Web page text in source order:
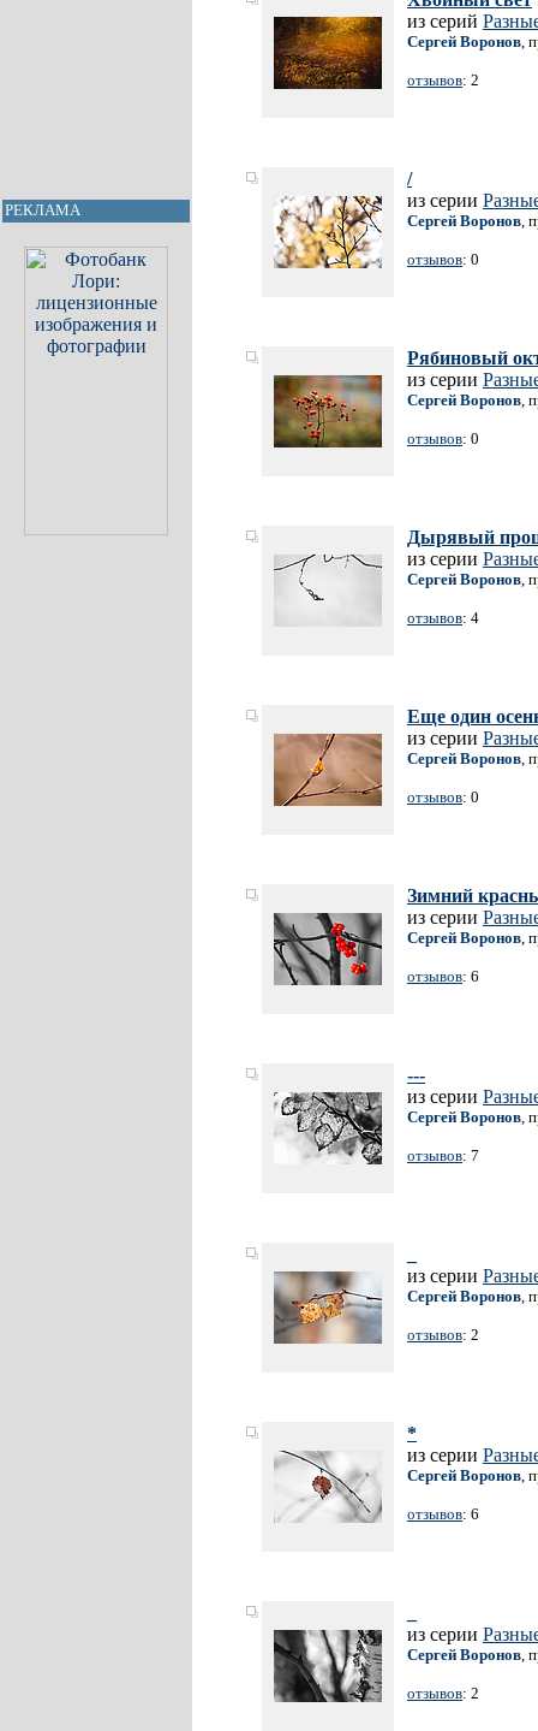
РЕКЛАМА
из серий
Сергей Воронов,
отзывов: 2
/
из серии
Сергей Воронов,
отзывов: 0
Рябиновый
из серии
Сергей Воронов,
отзывов: 0
Дырявый
из серии
Сергей Воронов,
отзывов: 4
Еще один
из серии
Сергей Воронов,
отзывов: 0
Зимний
из серии
Сергей Воронов,
отзывов: 6
---
из серии
Сергей Воронов,
отзывов: 7
из серии
Сергей Воронов,
отзывов: 2
*
из серии
Сергей Воронов,
отзывов: 6
из серии
Сергей Воронов,
отзывов: 2